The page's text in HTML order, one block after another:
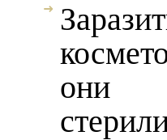
они